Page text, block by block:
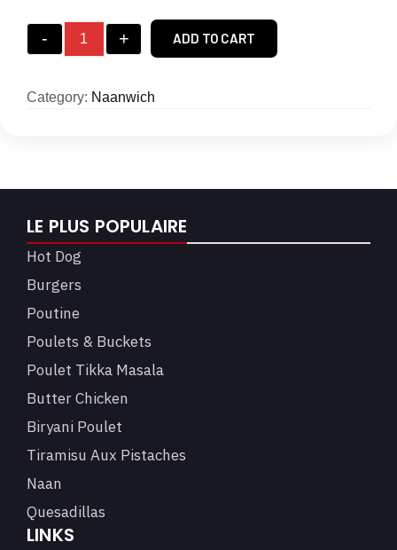
- + ADD TO CART
Category: Naanwich
LE PLUS POPULAIRE
Hot Dog
Burgers
Poutine
Poulets & Buckets
Poulet Tikka Masala
Butter Chicken
Biryani Poulet
Tiramisu Aux Pistaches
Naan
Quesadillas
LINKS